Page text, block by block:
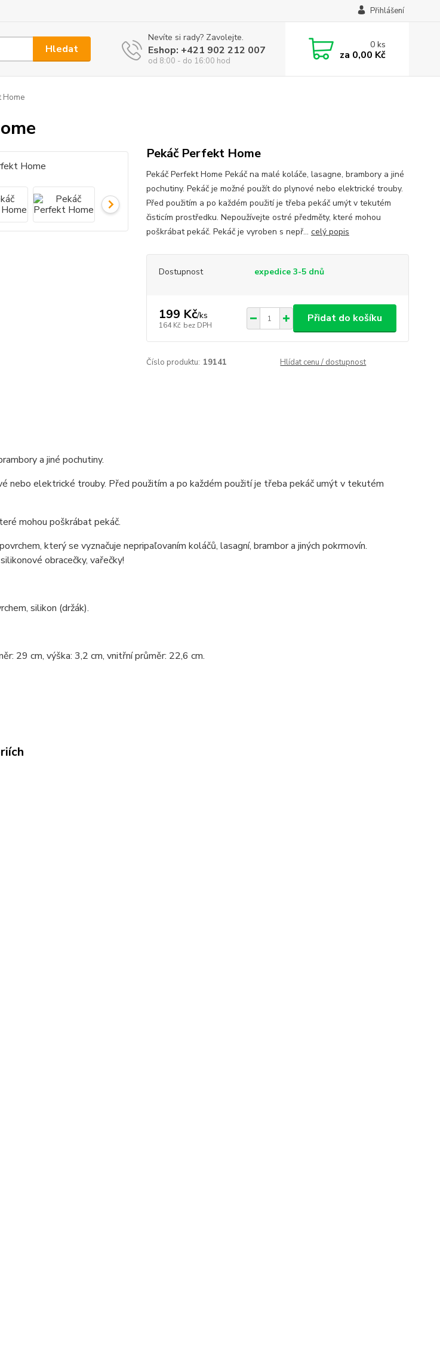
Přihlášení
Hledat
Nevíte si rady? Zavolejte.
Eshop: +421 902 212 007
od 8:00 - do 16:00 hod
0ks
za 0,00 Kč
Home
Pekáč Perfekt Home
Pekáč Perfekt Home Pekáč na malé koláče, lasagne, brambory a jiné
pochutiny. Pekáč je možné použít do plynové nebo elektrické trouby.
Před použitím a po každém použití je třeba pekáč umýt v tekutém
čisticím prostředku. Nepoužívejte ostré předměty, které mohou
poškrábat pekáč. Pekáč je vyroben s nepř... celý popis
Dostupnost expedice 3-5 dnů
199 Kč/ks
164 Kč bez DPH
Přidat do košíku
Číslo produktu: 19141 Hlídat cenu / dostupnost
a jiné pochutiny.
nebo elektrické trouby. Před použitím a po každém použití je třeba pekáč umýt v tekutém
mohou poškrábat pekáč.
který se vyznačuje nepripaľovaním koláčů, lasagní, brambor a jiných pokrmovín.
obracečky, vařečky!
silikon (držák).
29 cm, výška: 3,2 cm, vnitřní průměr: 22,6 cm.